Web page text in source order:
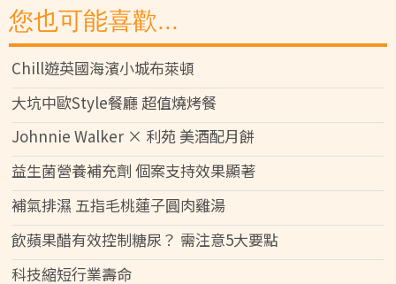
您也可能喜歡...
Chill遊英國海濱小城布萊頓
大坑中歐Style餐廳 超值燒烤餐
Johnnie Walker × 利苑 美酒配月餅
益生菌營養補充劑 個案支持效果顯著
補氣排濕 五指毛桃蓮子圓肉雞湯
飲蘋果醋有效控制糖尿？ 需注意5大要點
科技縮短行業壽命